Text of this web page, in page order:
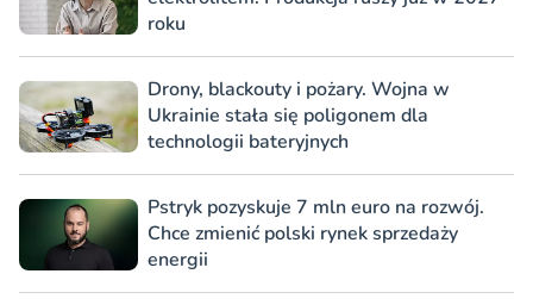
roku
Drony, blackouty i pożary. Wojna w
Ukrainie stała się poligonem dla
technologii bateryjnych
Pstryk pozyskuje 7 mln euro na rozwój.
Chce zmienić polski rynek sprzedaży
energii